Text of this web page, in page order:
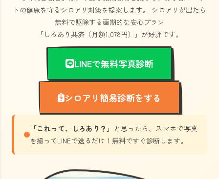
トの健康を守るシロアリ対策を提案します。 シロアリが出たら
無料で駆除する画期的な安心プラン
「しろあり共済（月額1,078円）」 が好評です。
LINEで無料写真診断
シロアリ簡易診断をする
「これって、しろあり？」
と思ったら、スマホで写真
を撮ってLINEで送るだけ！無料ですぐ診断します。